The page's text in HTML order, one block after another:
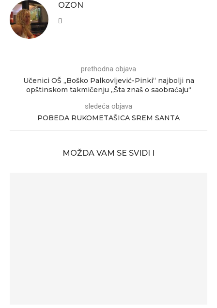
OZON
prethodna objava
Učenici OŠ „Boško Palkovljević-Pinki“ najbolji na
opštinskom takmičenju „Šta znaš o saobraćaju“
sledeća objava
POBEDA RUKOMETAŠICA SREM SANTA
MOŽDA VAM SE SVIDI I